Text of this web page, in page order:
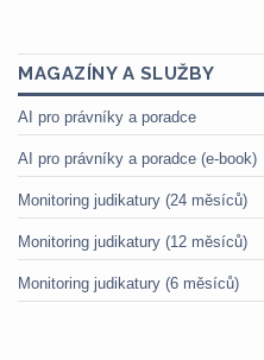
MAGAZÍNY A SLUŽBY
AI pro právníky a poradce
AI pro právníky a poradce (e-book)
Monitoring judikatury (24 měsíců)
Monitoring judikatury (12 měsíců)
Monitoring judikatury (6 měsíců)